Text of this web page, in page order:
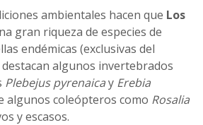
ambientales hacen que Los
gran riqueza de especies de
endémicas (exclusivas del
algunos invertebrados
Plebejus pyrenaicay Erebia
algunos coleópteros como Rosalia
y escasos.